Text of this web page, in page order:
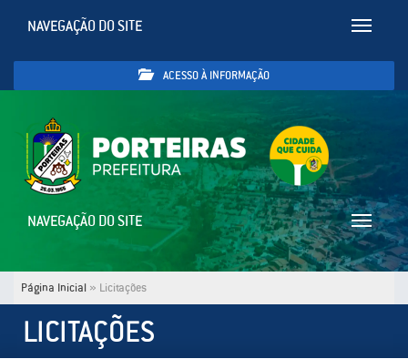
Toggle
NAVEGAÇÃO DO SITE
ACESSO À INFORMAÇÃO
Toggle
NAVEGAÇÃO DO SITE
Página Inicial » Licitações
LICITAÇÕES